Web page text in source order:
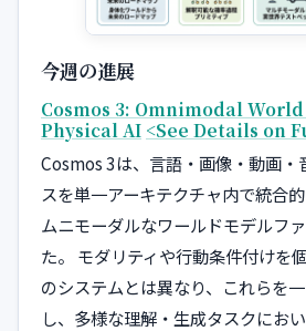
今週の進展
Cosmos 3: Omnimodal
Physical AI <See Details on
Cosmos 3は、言語・画像・動画・
スを単一アーキテクチャ内で統合
ムニモーダルなワールドモデルフ
た。 モダリティや行動条件付けを
のシステムとは異なり、これらを
し、多様な理解・生成タスクにお